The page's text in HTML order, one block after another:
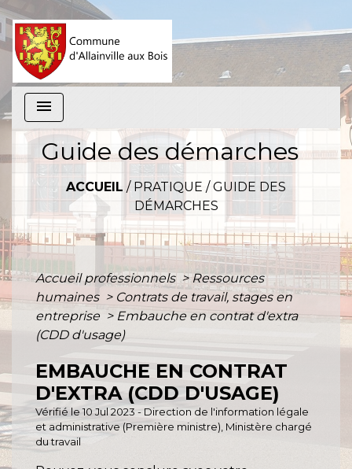
menu
Guide des démarches
ACCUEIL / PRATIQUE /GUIDE DES
DÉMARCHES
Accueil professionnels > Ressources
humaines > Contrats de travail, stages en
entreprise > Embauche en contrat d'extra
(CDD d'usage)
EMBAUCHE EN CONTRAT
D'EXTRA (CDD D'USAGE)
Vérifié le 10 Jul 2023 - Direction de l'information légale
et administrative (Première ministre), Ministère chargé
du travail